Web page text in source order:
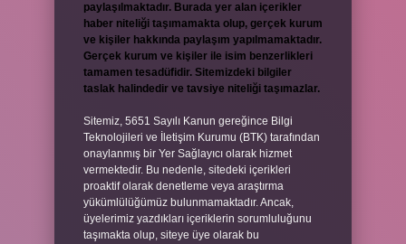
paylaşılmaktadır. Burada yer alan içerikler
haber niteliği taşımamakta olup, gerçek kurum
ve kişiler hakkında paylaşım yapılmamaktadır.
Gerçek kurum ve kişiler ile isim benzerlikleri
tamamen tesadüfidir. Sitemizdeki bilgiler
taslak halindedir ve tavsiye niteliği taşımazlar.
Sitemiz, 5651 Sayılı Kanun gereğince Bilgi
Teknolojileri ve İletişim Kurumu (BTK) tarafından
onaylanmış bir Yer Sağlayıcı olarak hizmet
vermektedir. Bu nedenle, sitedeki içerikleri
proaktif olarak denetleme veya araştırma
yükümlülüğümüz bulunmamaktadır. Ancak,
üyelerimiz yazdıkları içeriklerin sorumluluğunu
taşımakta olup, siteye üye olarak bu